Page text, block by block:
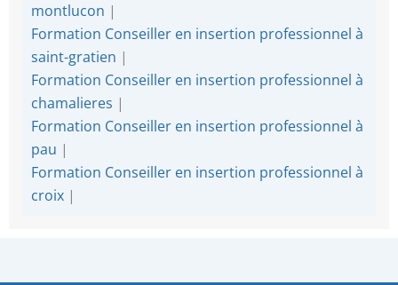
montlucon |
Formation Conseiller en insertion professionnel à
saint-gratien |
Formation Conseiller en insertion professionnel à
chamalieres |
Formation Conseiller en insertion professionnel à
pau |
Formation Conseiller en insertion professionnel à
croix |